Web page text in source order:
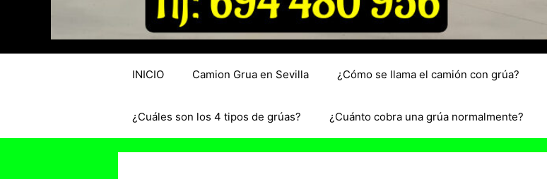
INICIO Camion Grua en Sevilla ¿Cómo se llama el camión con grúa?
¿Cuáles son los 4 tipos de grúas? ¿Cuánto cobra una grúa normalmente?